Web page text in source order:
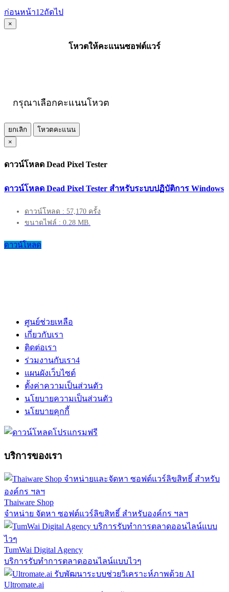
ก่อนหน้า1 2ถัดไป
×
โหวตให้คะแนนซอฟต์แวร์
กรุณาเลือกคะแนนโหวต
ยกเลิก
โหวตคะแนน
×
ดาวน์โหลด Dead Pixel Tester
ดาวน์โหลด Dead Pixel Tester สำหรับระบบปฏิบัติการ Windows
ดาวน์โหลด : 57,170 ครั้ง
ขนาดไฟล์ : 0.28 MB.
ดาวน์โหลด
ศูนย์ช่วยเหลือ
เกี่ยวกับเรา
ติดต่อเรา
ร่วมงานกับเรา4
แผนผังเว็บไซต์
ตั้งค่าความเป็นส่วนตัว
นโยบายความเป็นส่วนตัว
นโยบายคุกกี้
บริการของเรา
Thaiware Shop
จำหน่าย จัดหา ซอฟต์แวร์ลิขสิทธิ์ สำหรับองค์กร ฯลฯ
TumWai Digital Agency
บริการรับทำการตลาดออนไลน์แบบไวๆ
Ultromate.ai